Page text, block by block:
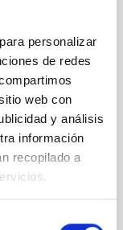
personalizar
de redes
web con
y análisis
información
recopilado a
evolución
ha
del Consejo
proyecto
y
a
consolidadas
el objetivo